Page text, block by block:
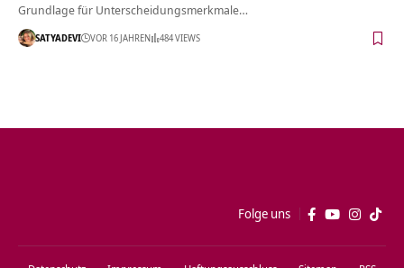
Grundlage für Unterscheidungsmerkmale…
SATYADEVI VOR 16 JAHREN 484 VIEWS
Folge uns